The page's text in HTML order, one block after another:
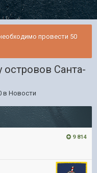
провести 50
Санта-
в Новости
9 814